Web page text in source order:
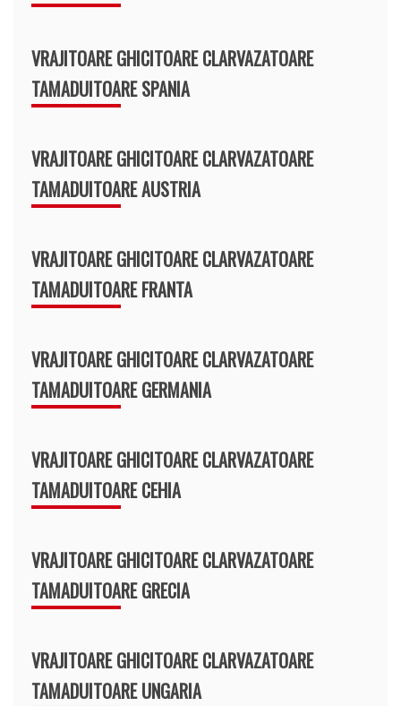
VRAJITOARE GHICITOARE CLARVAZATOARE
TAMADUITOARE SPANIA
VRAJITOARE GHICITOARE CLARVAZATOARE
TAMADUITOARE AUSTRIA
VRAJITOARE GHICITOARE CLARVAZATOARE
TAMADUITOARE FRANTA
VRAJITOARE GHICITOARE CLARVAZATOARE
TAMADUITOARE GERMANIA
VRAJITOARE GHICITOARE CLARVAZATOARE
TAMADUITOARE CEHIA
VRAJITOARE GHICITOARE CLARVAZATOARE
TAMADUITOARE GRECIA
VRAJITOARE GHICITOARE CLARVAZATOARE
TAMADUITOARE UNGARIA